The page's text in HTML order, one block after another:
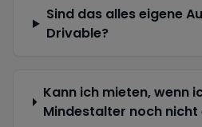
Sind das alles eigene
Drivable?
Kann ich mieten, wenn
Mindestalter noch